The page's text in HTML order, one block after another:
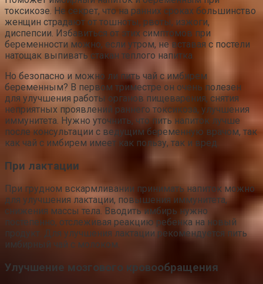
токсикозе. Не секрет, что на ранних сроках большинство
женщин страдают от тошноты, рвоты, изжоги,
диспепсии. Избавиться от этих симптомов при
беременности можно, если утром, не вставая с постели
натощак выпивать стакан теплого напитка.
Но безопасно и можно ли пить чай с имбирем
беременным? В первом триместре он очень полезен
для улучшения работы органов пищеварения, снятия
неприятных проявлений раннего токсикоза, улучшения
иммунитета. Нужно уточнить, что пить напиток лучше
после консультации с ведущим беременную врачом, так
как чай с имбирем имеет как пользу, так и вред.
При лактации
При грудном вскармливании принимать напиток можно
для улучшения лактации, повышения иммунитета,
снижения массы тела. Вводить имбирь нужно
постепенно, отслеживая реакцию ребенка на новый
продукт. Для улучшения лактации рекомендуется пить
имбирный чай с молоком.
Улучшение мозгового кровообращения